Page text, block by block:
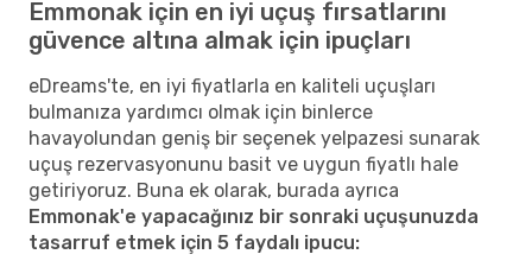
Emmonak için en iyi uçuş fırsatlarını
güvence altına almak için ipuçları
eDreams'te, en iyi fiyatlarla en kaliteli uçuşları
bulmanıza yardımcı olmak için binlerce
havayolundan geniş bir seçenek yelpazesi sunarak
uçuş rezervasyonunu basit ve uygun fiyatlı hale
getiriyoruz. Buna ek olarak, burada ayrıca
Emmonak'e yapacağınız bir sonraki uçuşunuzda
tasarruf etmek için 5 faydalı ipucu: